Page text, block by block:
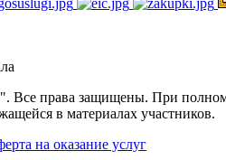
защищены. При полном или
в материалах участников.
на оказание услуг